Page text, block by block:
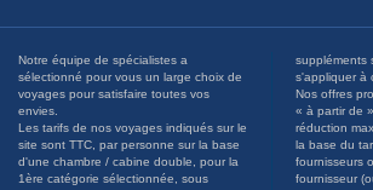
Notre équipe de spécialistes a
sélectionné pour vous un large choix de
voyages pour satisfaire toutes vos
envies.
Les tarifs de nos voyages indiqués sur le
site sont TTC, par personne sur la base
d'une chambre / cabine double, pour la
1ère catégorie sélectionnée, sous
suppléments
s'appliquer à
Nos offres
« à partir de
réduction maximal qui sont
la base du
fournisseurs
fournisseur (ou armateur) concerné.